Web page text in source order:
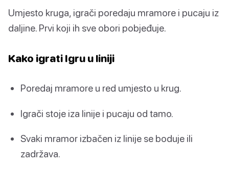
Umjesto kruga, igrači poredaju mramore i pucaju iz
daljine. Prvi koji ih sve obori pobjeđuje.
Kako igrati Igru u liniji
Poredaj mramore u red umjesto u krug.
Igrači stoje iza linije i pucaju od tamo.
Svaki mramor izbačen iz linije se boduje ili
zadržava.